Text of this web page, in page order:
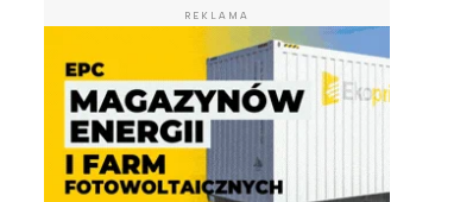
REKLAMA